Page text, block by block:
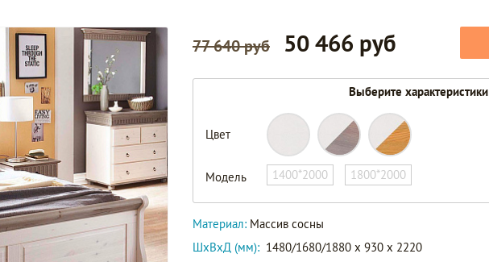
77 640 руб 50 466 руб
Выберите характеристики
Цвет
Модель 1400*2000 1800*2000
Материал: Массив сосны
ШxВxД (мм): 1480/1680/1880 x 930 x 2220